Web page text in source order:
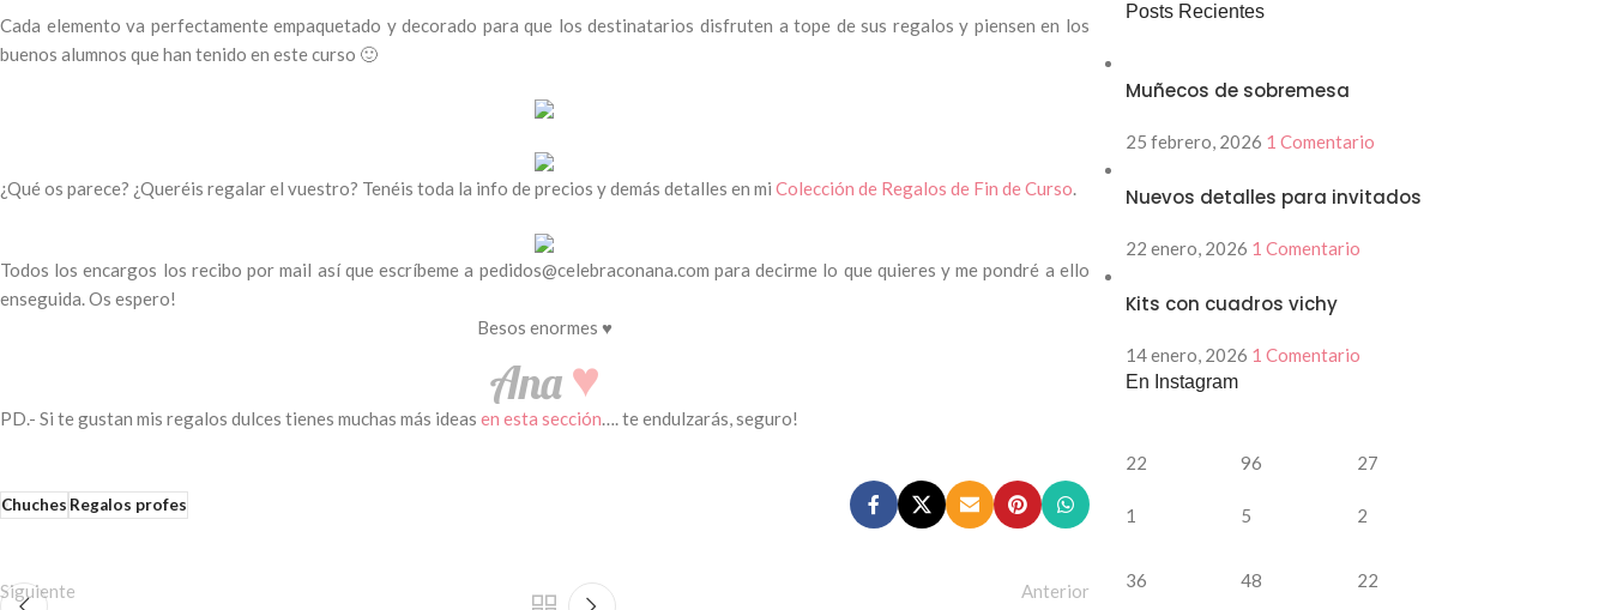
Cada elemento va perfectamente empaquetado y decorado para que los destinatarios disfruten a tope de sus regalos y piensen en los
buenos alumnos que han tenido en este curso 🙂
¿Qué os parece? ¿Queréis regalar el vuestro? Tenéis toda la info de precios y demás detalles en mi Colección de Regalos de Fin de Curso.
Todos los encargos los recibo por mail así que escríbeme a pedidos@celebraconana.com para decirme lo que quieres y me pondré a ello
enseguida. Os espero!
Besos enormes ♥
PD.- Si te gustan mis regalos dulces tienes muchas más ideas en esta sección…. te endulzarás, seguro!
ChuchesRegalos profes
Siguiente Anterior
Posts Recientes
Muñecos de sobremesa
25 febrero, 2026 1 Comentario
Nuevos detalles para invitados
22 enero, 2026 1 Comentario
Kits con cuadros vichy
14 enero, 2026 1 Comentario
En Instagram
22
1
96
5
27
2
36 48 22